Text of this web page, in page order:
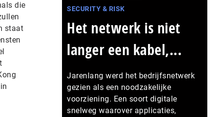
die
staat
SECURITY & RISK
Het netwerk is niet
langer een kabel,...
Jarenlang werd het bedrijfsnetwerk
gezien als een noodzakelijke
voorziening. Een soort digitale
snelweg waarover applicaties,